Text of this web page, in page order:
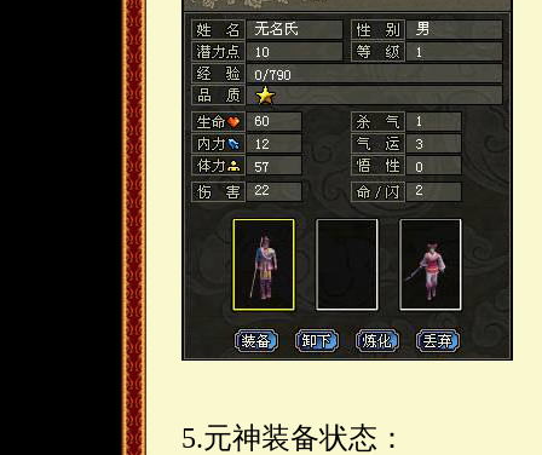
5.元神装备状态：